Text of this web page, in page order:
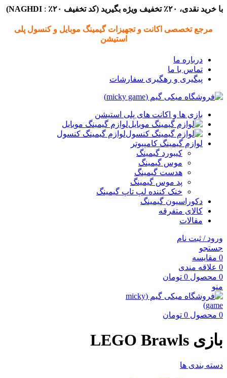
با خرید نقدی، ۲۰٪ تخفیف ویژه بگیرید ( کد تخفیف ۲۰٪ :
NAGHDI)
مرجع تخصصی اکانت و تجهیزات گیمینگ موبایل و کنسول پلی
استیشن
درباره ما
تماس با ما
پیگیری و رهگیری سفارشات
بازی ها و اکانت های پلی استیشن
لوازم گیمینگ موبایل
لوازم گیمینگ کنسول
لوازم گیمینگ کامپیوتر
کیبورد گیمینگ
موس گیمینگ
هدست گیمینگ
پد موس گیمینگ
خنک کننده لپ تاپ گیمینگ
دکوراسیون گیمینگ
کالای متفرقه
مقالات
ورود / ثبت نام
جستجو
0 مقایسه
0 علاقه مندی
0 محصول 0 تومان
منو
0 محصول 0 تومان
بازی LEGO Brawls
دسته بندی ها